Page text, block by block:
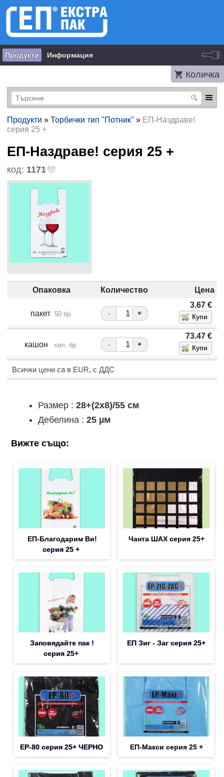
Продукти Информация
Количка
Продукти » Торбички тип "Потник" » ЕП-Наздраве!
серия 25 +
ЕП-Наздраве! серия 25 +
код: 1171
Опаковка Количество Цена
пакет 50 бр. - +
3.67 €
кашон хил. бр. - +
73.47 €
Всички цени са в EUR, с ДДС
Размер : 28+(2x8)/55 см
Дебелина : 25 µм
Вижте също:
ЕП-Благодарим Ви!
серия 25 +
Чанта ШАХ серия 25+
Заповядайте пак !
серия 25+
ЕП Зиг - Заг серия 25+
EP-80 серия 25+ ЧЕРНО ЕП-Макси серия 25 +